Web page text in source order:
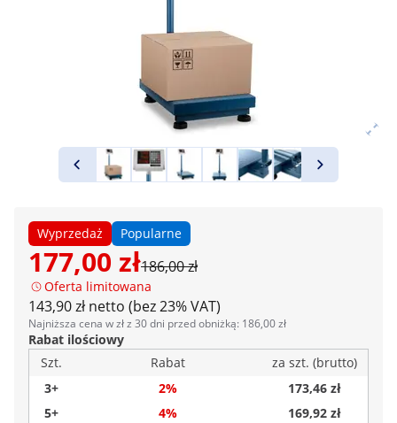
Wyprzedaż Popularne
177,00 zł186,00 zł
Oferta limitowana
143,90 zł netto (bez 23% VAT)
Najniższa cena w zł z 30 dni przed obniżką: 186,00 zł
Rabat ilościowy
Szt.
Rabat
za szt. (brutto)
3+
2%
173,46 zł
5+
4%
169,92 zł